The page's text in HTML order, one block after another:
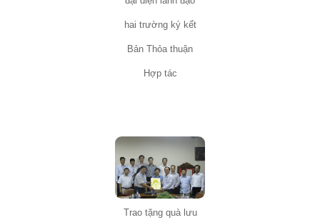
hai trường ký kết
Bản Thỏa thuận
Hợp tác
Trao tặng quà lưu